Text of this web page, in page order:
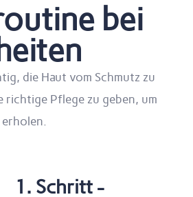
bei
die Haut vom Schmutz zu
richtige Pflege zu geben, um
1. Schritt -